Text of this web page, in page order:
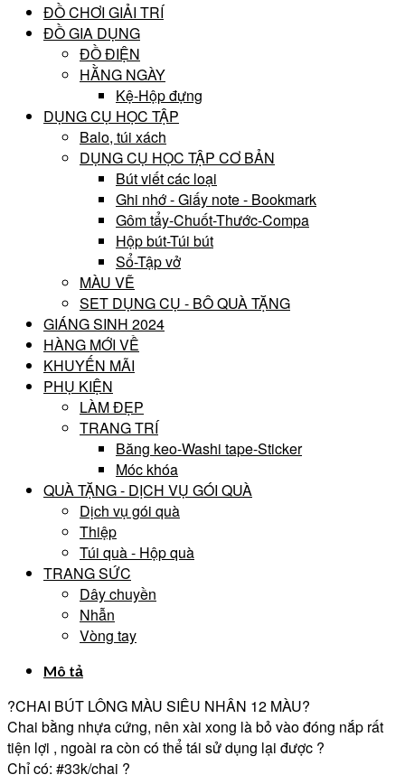
ĐỒ CHƠI GIẢI TRÍ
ĐỒ GIA DỤNG
ĐỒ ĐIỆN
HẰNG NGÀY
Kệ-Hộp đựng
DỤNG CỤ HỌC TẬP
Balo, túi xách
DỤNG CỤ HỌC TẬP CƠ BẢN
Bút viết các loại
Ghi nhớ - Giấy note - Bookmark
Gôm tẩy-Chuốt-Thước-Compa
Hộp bút-Túi bút
Sổ-Tập vở
MÀU VẼ
SET DỤNG CỤ - BÔ QUÀ TẶNG
GIÁNG SINH 2024
HÀNG MỚI VỀ
KHUYẾN MÃI
PHỤ KIỆN
LÀM ĐẸP
TRANG TRÍ
Băng keo-Washi tape-Sticker
Móc khóa
QUÀ TẶNG - DỊCH VỤ GÓI QUÀ
Dịch vụ gói quà
Thiệp
Túi quà - Hộp quà
TRANG SỨC
Dây chuyền
Nhẫn
Vòng tay
Mô tả
?CHAI BÚT LÔNG MÀU SIÊU NHÂN 12 MÀU?
Chai bằng nhựa cứng, nên xài xong là bỏ vào đóng nắp rất
tiện lợi , ngoài ra còn có thể tái sử dụng lại được ?
Chỉ có: #33k/chai ?